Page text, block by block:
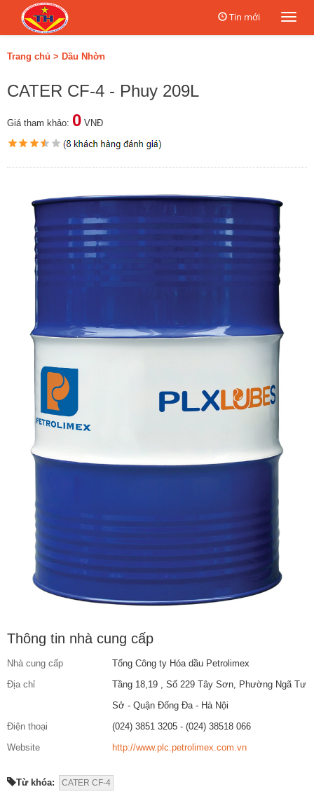
Tin mới
Trang chủ > Dầu Nhờn
CATER CF-4 - Phuy 209L
Giá tham khảo: 0 VNĐ
Thông tin nhà cung cấp
Nhà cung cấp
Tổng Công ty Hóa dầu Petrolimex
Địa chỉ
Tầng 18,19 , Số 229 Tây Sơn, Phường Ngã Tư
Sở - Quận Đống Đa - Hà Nội
Điện thoại
(024) 3851 3205 - (024) 38518 066
Website
http://www.plc.petrolimex.com.vn
Từ khóa: CATER CF-4